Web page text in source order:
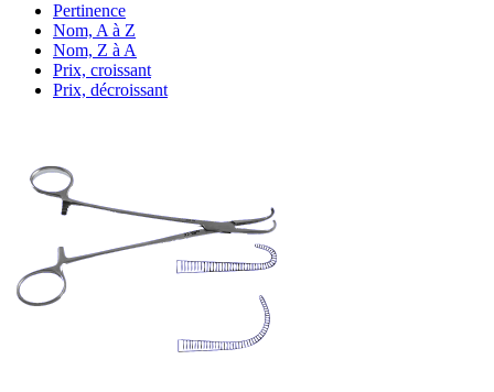
Pertinence
Nom, A à Z
Nom, Z à A
Prix, croissant
Prix, décroissant